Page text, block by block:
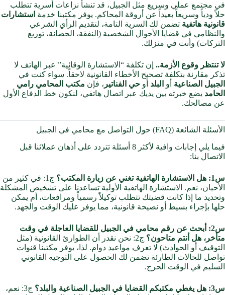
في مجتمع عملي وسريع مثل الجبيل، قد تنشأ نزاعات أسرية تتطلب
حلاً ودياً وسريعاً بعيداً عن أروقة المحاكم. يوفر مكتبنا خدمة استشارات
قانونية هاتفية تضمن لك السرية التامة، لتقديم الرأي الشرعي
والنظامي في قضايا الأحوال الشخصية (النفقة، الحضانة، توزيع
التركات) وأنت في منزلك.
لا تنتظر وقوع الأزمة.. إن تكلفة “الاستشارة الوقائية” عبر الهاتف لا
تذكر مقارنة بتكلفة تصحيح الأخطاء القانونية لاحقاً. سواء كنت في
الجبيل الصناعية أو البلد أو حي الفناتير ، فإن مكتب المحامي رامي
الحامد يضع خبرته بين يديك عبر اتصال هاتفي، لنكون خط الدفاع الأول
عن مصالحك.
الأسئلة الشائعة (FAQ) حول التواصل مع محامي في الجبيل
فيما يلي إجابات وافية لأكثر 8 أسئلة تتردد على أذهان عملائنا قبل
الاتصال بنا:
س1: هل الاستشارة الهاتفية تغني عن زيارة المكتب؟
ج1: في كثير من
الأحيان، نعم. الاستشارة الهاتفية الأولية تساعدنا على تشخيص المشكلة
وتحديد ما إذا كانت قضيتك تتطلب توكيلاً رسمياً ومرافعات، أم يمكن
حلها بإجراء بسيط أو نصيحة قانونية، مما يوفر عليك الوقت والجهد.
س2: أبحث عن رقم محامي في الجبيل للقضايا العاجلة في وقت
متأخر، هل أنتم متاحون؟
ج2: نحن نقدر أن الطوارئ القانونية (مثل
التوقيف أو الحوادث) لا تعرف مواعيد دوام. لذا، يوفر مكتبنا قنوات
تواصل للحالات الطارئة تضمن لك الحصول على التوجيه القانوني
السليم في الوقت الحرج.
س3: هل يغطي مكتبكم القضايا في الجبيل الصناعية والبلد؟
ج3: نعم،